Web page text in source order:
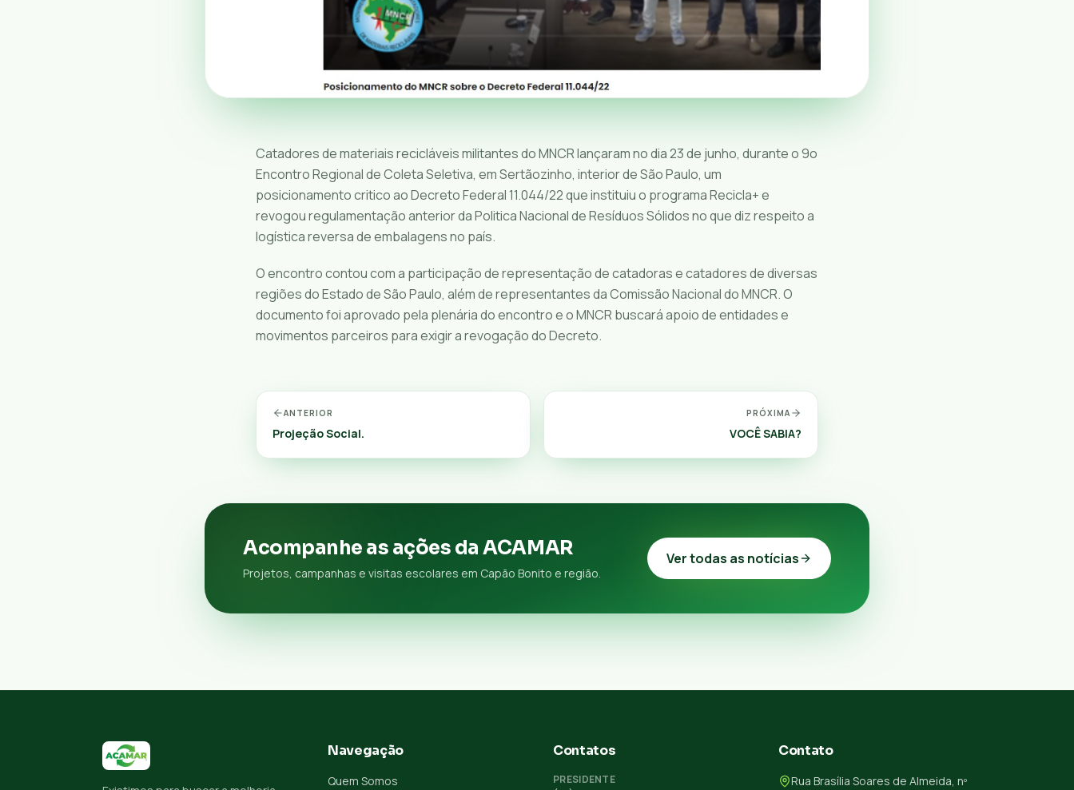
Catadores de materiais recicláveis militantes do MNCR lançaram no dia 23 de junho, durante o 9o
Encontro Regional de Coleta Seletiva, em Sertãozinho, interior de São Paulo, um
posicionamento critico ao Decreto Federal 11.044/22 que instituiu o programa Recicla+ e
revogou regulamentação anterior da Politica Nacional de Resíduos Sólidos no que diz respeito a
logística reversa de embalagens no país.
O encontro contou com a participação de representação de catadoras e catadores de diversas
regiões do Estado de São Paulo, além de representantes da Comissão Nacional do MNCR. O
documento foi aprovado pela plenária do encontro e o MNCR buscará apoio de entidades e
movimentos parceiros para exigir a revogação do Decreto.
ANTERIOR
Projeção Social.
PRÓXIMA
VOCÊ SABIA?
Acompanhe as ações da ACAMAR
Projetos, campanhas e visitas escolares em Capão Bonito e região.
Ver todas as notícias
Navegação
Quem Somos
Contatos
PRESIDENTE
Contato
Rua Brasília Soares de Almeida, nº